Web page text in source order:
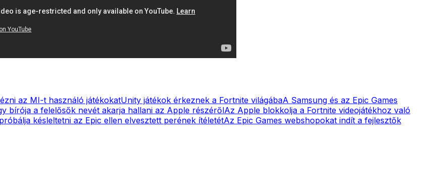
az MI-t használó játékokatUnity játékok érkeznek a Fortnite világábaA Samsung és az Epic Games
bírója a felelősők nevét akarja hallani az Apple részérőlAz Apple blokkolja a Fortnite videojátékhoz való
késleltetni az Epic ellen elvesztett perének ítéletétAz Epic Games webshopokat indít a fejlesztők